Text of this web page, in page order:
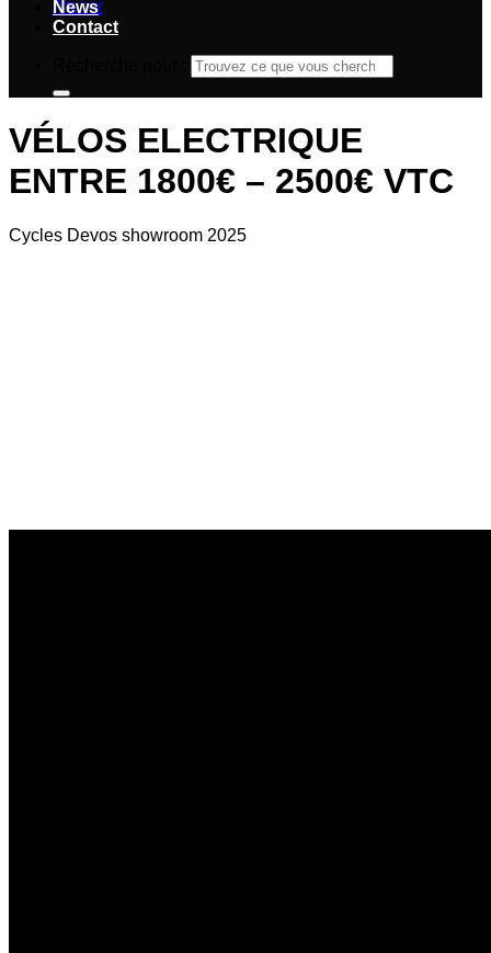
Atelier
News
Contact
VÉLOS ELECTRIQUE
ENTRE 1800€ – 2500€ VTC
Cycles Devos showroom 2025